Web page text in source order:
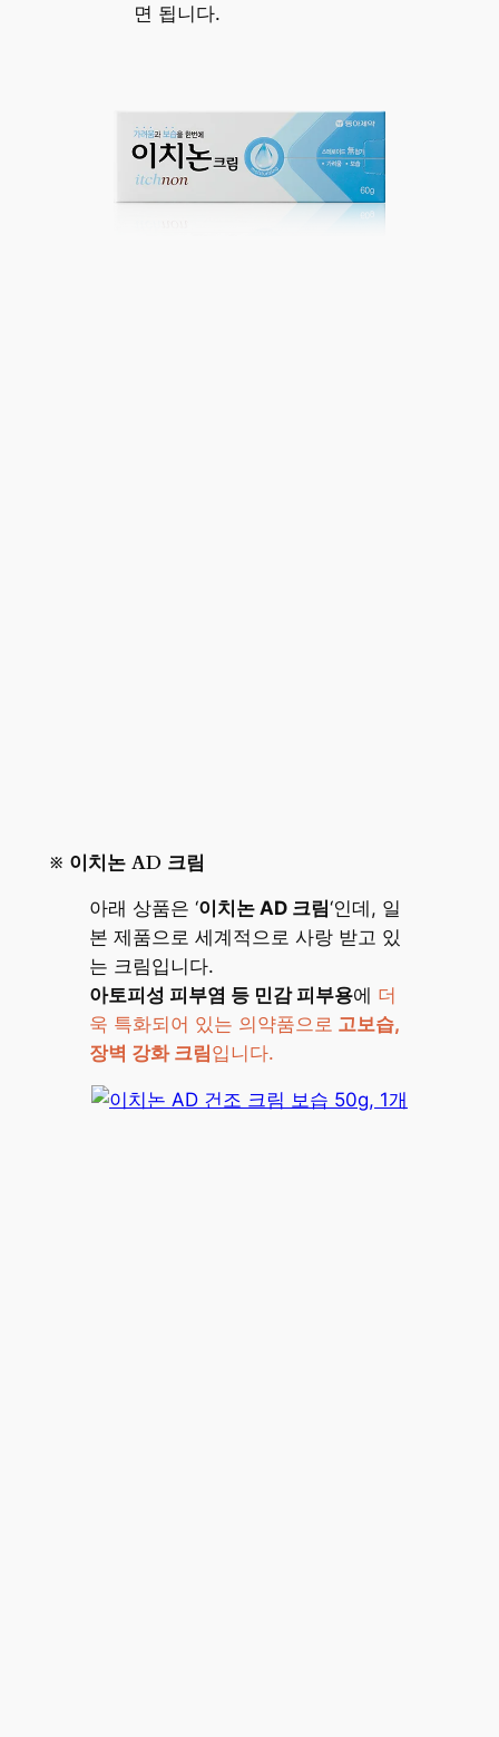
면 됩니다.
※ 이치논 AD 크림
아래 상품은 ‘이치논 AD 크림‘인데, 일
본 제품으로 세계적으로 사랑 받고 있
는 크림입니다.
아토피성 피부염 등 민감 피부용에 더
욱 특화되어 있는 의약품으로 고보습,
장벽 강화 크림입니다.